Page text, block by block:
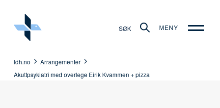
SØK MENY
ldh.no
Arrangementer
Akuttpsykiatri med overlege Eirik Kvammen + pizza